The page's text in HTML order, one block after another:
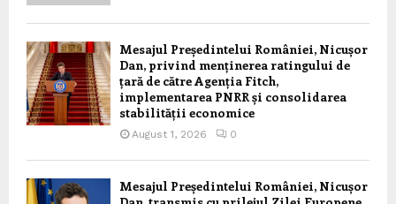
Mesajul Președintelui României, Nicușor
Dan, privind menținerea ratingului de
țară de către Agenția Fitch,
implementarea PNRR și consolidarea
stabilității economice
August 1, 2026 0
Mesajul Președintelui României, Nicușor